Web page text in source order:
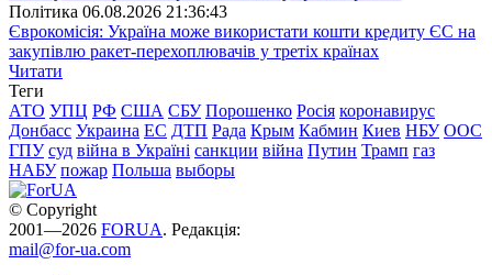
Полiтика 06.08.2026 21:36:43
Єврокомісія: Україна може використати кошти кредиту ЄС на
закупівлю ракет-перехоплювачів у третіх країнах
Читати
Теги
АТО УПЦ РФ США СБУ Порошенко Росія коронавирус
Донбасс Украина ЕС ДТП Рада Крым Кабмин Киев НБУ ООС
ГПУ суд війна в Україні санкции війна Путин Трамп газ
НАБУ пожар Польша выборы
© Copyright
2001—2026 FORUA. Редакція:
mail@for-ua.com